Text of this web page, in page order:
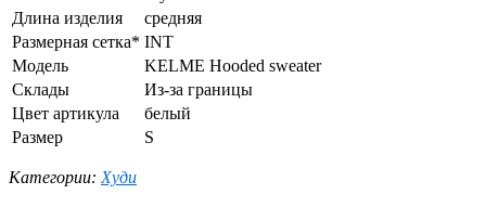
Длина изделия
средняя
Размерная сетка* INT
Модель
KELME Hooded sweater
Склады
Из-за границы
Цвет артикула
белый
Размер
S
Категории: Худи